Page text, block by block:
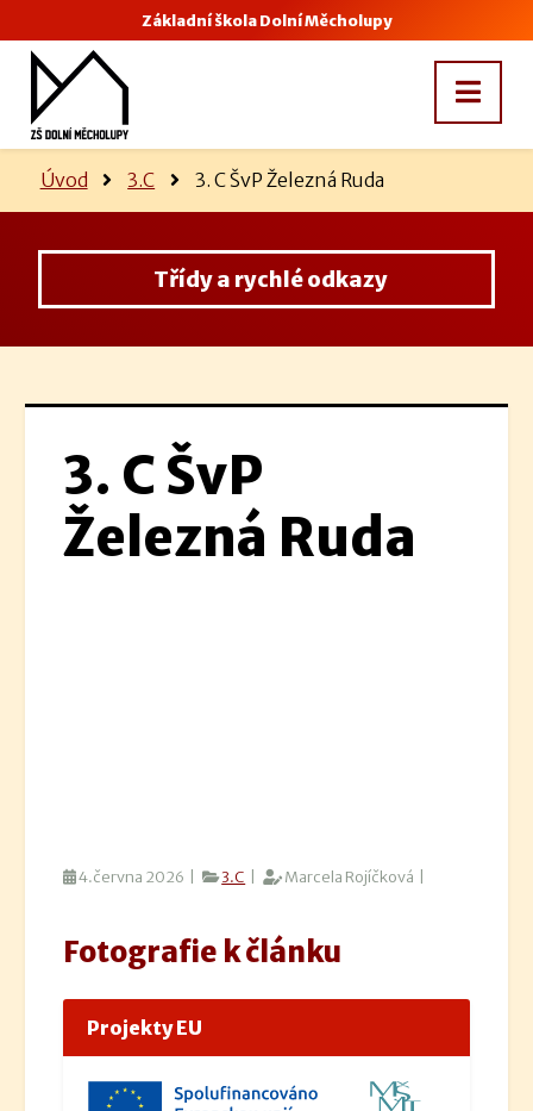
Základní škola Dolní Měcholupy
Úvod 3.C 3. C ŠvP Železná Ruda
Třídy a rychlé odkazy
3. C ŠvP
Železná Ruda
4.června 2026 | 3.C | Marcela Rojíčková |
Fotografie k článku
Projekty EU